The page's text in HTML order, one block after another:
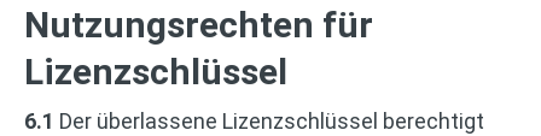
Nutzungsrechten für
Lizenzschlüssel
6.1 Der überlassene Lizenzschlüssel berechtigt